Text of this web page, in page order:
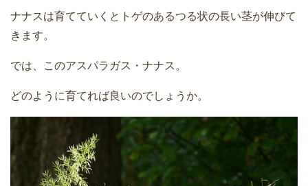
ナナスは育てていくとトゲのあるつる状の長い茎が伸びて
きます。
では、このアスパラガス・ナナス。
どのように育てれば良いのでしょうか。